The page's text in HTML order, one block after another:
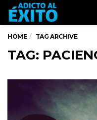
HOME TAG ARCHIVE
TAG: